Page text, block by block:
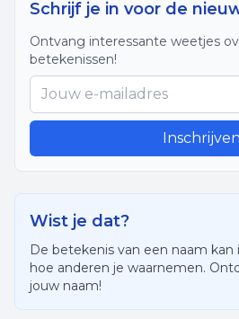
Schrijf je in voor de
Ontvang interessante weetjes
betekenissen!
Inschrijven
Wist je dat?
De betekenis van een naam
hoe anderen je waarnemen.
jouw naam!